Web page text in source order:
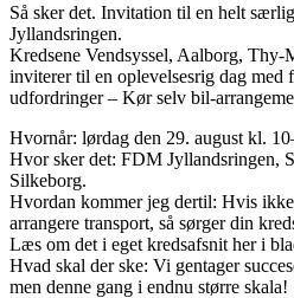
Så sker det. Invitation til en helt
Jyllandsringen.
Kredsene Vendsyssel, Aalborg,
inviterer til en oplevelsesrig dag med
udfordringer – Kør selv bil-
Hvornår: lørdag den 29. august kl.
Hvor sker det: FDM Jyllandsringen,
Silkeborg.
Hvordan kommer jeg dertil: Hvis
arrangere transport, så sørger din
Læs om det i eget kredsafsnit her i
Hvad skal der ske: Vi gentager
men denne gang i endnu større skala!